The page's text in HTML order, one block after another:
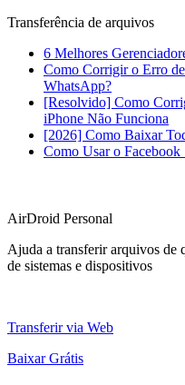
Transferência de arquivos
6 Melhores
Como Corrigir o Erro
WhatsApp?
[Resolvido] Como
iPhone Não Funciona
[2026] Como Baixar
Como Usar o Facebook
AirDroid Personal
Ajuda a transferir arquivos de
de sistemas e dispositivos
Transferir via Web
Baixar Grátis